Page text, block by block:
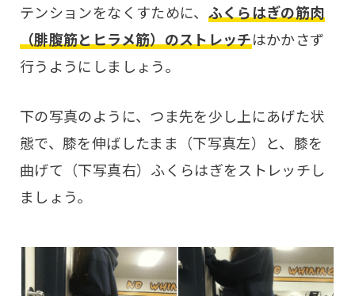
テンションをなくすために、 ふくらはぎの筋肉
（腓腹筋とヒラメ筋）のストレッチはかかさず
行うようにしましょう。
下の写真のように、つま先を少し上にあげた状
態で、膝を伸ばしたまま（下写真左）と、膝を
曲げて（下写真右）ふくらはぎをストレッチし
ましょう。